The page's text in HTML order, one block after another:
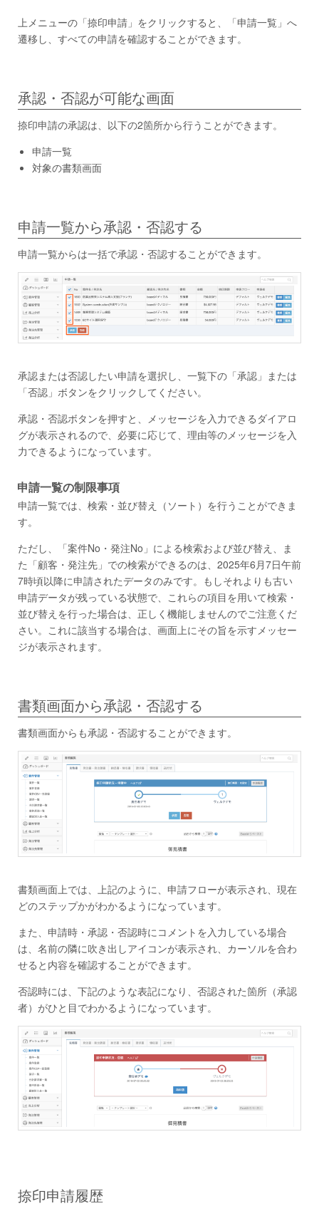
上メニューの「捺印申請」をクリックすると、「申請一覧」へ
遷移し、すべての申請を確認することができます。
承認・否認が可能な画面
捺印申請の承認は、以下の2箇所から行うことができます。
申請一覧
対象の書類画面
申請一覧から承認・否認する
申請一覧からは一括で承認・否認することができます。
承認または否認したい申請を選択し、一覧下の「承認」または
「否認」ボタンをクリックしてください。
承認・否認ボタンを押すと、メッセージを入力できるダイアロ
グが表示されるので、必要に応じて、理由等のメッセージを入
力できるようになっています。
申請一覧の制限事項
申請一覧では、検索・並び替え（ソート）を行うことができま
す。
ただし、「案件No・発注No」による検索および並び替え、ま
た「顧客・発注先」での検索ができるのは、2025年6月7日午前
7時頃以降に申請されたデータのみです。もしそれよりも古い
申請データが残っている状態で、これらの項目を用いて検索・
並び替えを行った場合は、正しく機能しませんのでご注意くだ
さい。これに該当する場合は、画面上にその旨を示すメッセー
ジが表示されます。
書類画面から承認・否認する
書類画面からも承認・否認することができます。
書類画面上では、上記のように、申請フローが表示され、現在
どのステップかがわかるようになっています。
また、申請時・承認・否認時にコメントを入力している場合
は、名前の隣に吹き出しアイコンが表示され、カーソルを合わ
せると内容を確認することができます。
否認時には、下記のような表記になり、否認された箇所（承認
者）がひと目でわかるようになっています。
捺印申請履歴